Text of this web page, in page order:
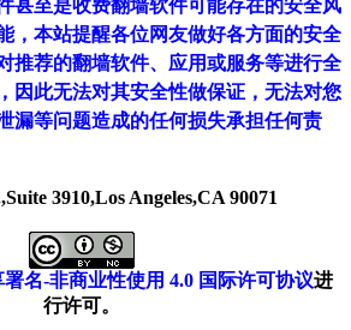
甚至是收费翻墙软件可能存在的安全风
，本站提醒各位网友做好各方面的安全
推荐的翻墙软件、应用或服务等进行全
因此无法对其安全性做保证，无法对您
漏等问题造成的任何损失承担任何责
3910,Los Angeles,CA 90071
名-非商业性使用 4.0 国际许可协议进
行许可。